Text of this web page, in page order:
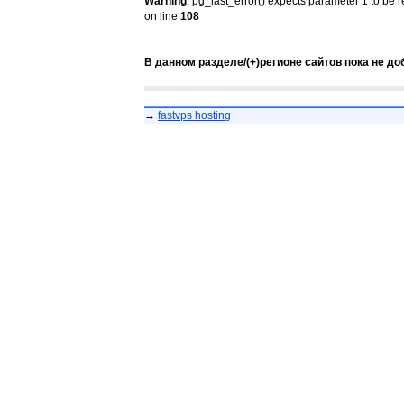
on line 108
В данном разделе/(+)регионе сайтов пока не
→ fastvps hosting